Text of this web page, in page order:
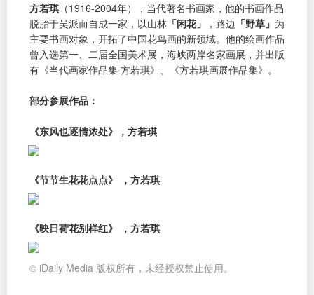
方若琪 （1916-2004年），当代著名书画家，他的书画作品
脱胎于吴派而自成一家，以山林 「闲花」 ，路边 「野草」 为
主要书画对象，开拓了中国花鸟画的新领域。他的绘画作品
曾入选第一、二届全国美术展，海峡两岸名家画展，并出版
有《当代画家作品集·方若琪》、《方若琪画展作品集》。
部分参展作品：
《东风也逐情浓处》，方若琪
《节节生花花点点》 ，方若琪
《映日荷花别样红》 ，方若琪
© iDaily Media 版权所有，未经授权禁止使用。